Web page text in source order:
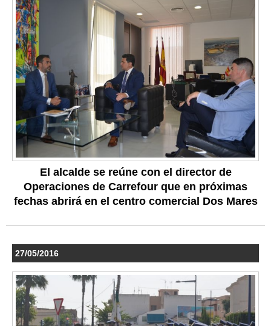
El alcalde se reúne con el director de
Operaciones de Carrefour que en próximas
fechas abrirá en el centro comercial Dos Mares
27/05/2016